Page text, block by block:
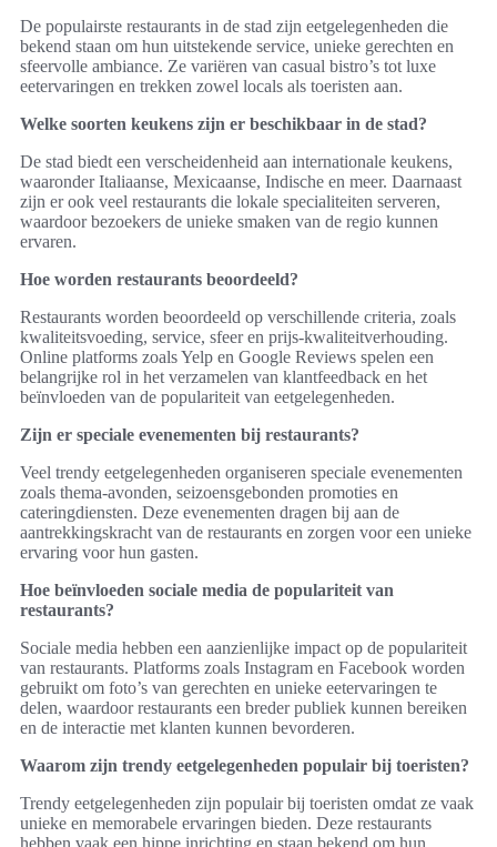
De populairste restaurants in de stad zijn eetgelegenheden die
bekend staan om hun uitstekende service, unieke gerechten en
sfeervolle ambiance. Ze variëren van casual bistro’s tot luxe
eetervaringen en trekken zowel locals als toeristen aan.
Welke soorten keukens zijn er beschikbaar in de stad?
De stad biedt een verscheidenheid aan internationale keukens,
waaronder Italiaanse, Mexicaanse, Indische en meer. Daarnaast
zijn er ook veel restaurants die lokale specialiteiten serveren,
waardoor bezoekers de unieke smaken van de regio kunnen
ervaren.
Hoe worden restaurants beoordeeld?
Restaurants worden beoordeeld op verschillende criteria, zoals
kwaliteitsvoeding, service, sfeer en prijs-kwaliteitverhouding.
Online platforms zoals Yelp en Google Reviews spelen een
belangrijke rol in het verzamelen van klantfeedback en het
beïnvloeden van de populariteit van eetgelegenheden.
Zijn er speciale evenementen bij restaurants?
Veel trendy eetgelegenheden organiseren speciale evenementen
zoals thema-avonden, seizoensgebonden promoties en
cateringdiensten. Deze evenementen dragen bij aan de
aantrekkingskracht van de restaurants en zorgen voor een unieke
ervaring voor hun gasten.
Hoe beïnvloeden sociale media de populariteit van
restaurants?
Sociale media hebben een aanzienlijke impact op de populariteit
van restaurants. Platforms zoals Instagram en Facebook worden
gebruikt om foto’s van gerechten en unieke eetervaringen te
delen, waardoor restaurants een breder publiek kunnen bereiken
en de interactie met klanten kunnen bevorderen.
Waarom zijn trendy eetgelegenheden populair bij toeristen?
Trendy eetgelegenheden zijn populair bij toeristen omdat ze vaak
unieke en memorabele ervaringen bieden. Deze restaurants